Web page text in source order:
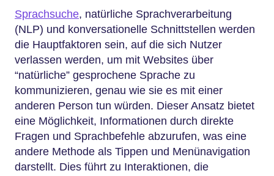
Sprachsuche, natürliche Sprachverarbeitung
(NLP) und konversationelle Schnittstellen werden
die Hauptfaktoren sein, auf die sich Nutzer
verlassen werden, um mit Websites über
“natürliche” gesprochene Sprache zu
kommunizieren, genau wie sie es mit einer
anderen Person tun würden. Dieser Ansatz bietet
eine Möglichkeit, Informationen durch direkte
Fragen und Sprachbefehle abzurufen, was eine
andere Methode als Tippen und Menünavigation
darstellt. Dies führt zu Interaktionen, die